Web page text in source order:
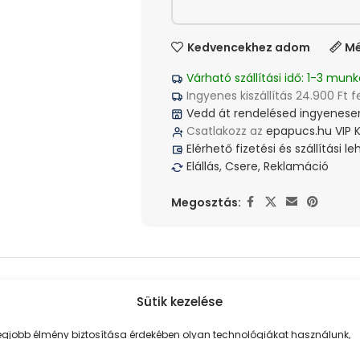
Sütik kezelése
élmény biztosítása érdekében olyan technológiákat használunk,
Kedvencekhez adom
Várható szállítási idő: 1-3
Ingyenes kiszállítás 24.900 Ft
Vedd át rendelésed
Csatlakozz az epapucs.hu VIP
Elérhető fizetési és szállítási
Elállás, Csere, Reklamáció
Megosztás: